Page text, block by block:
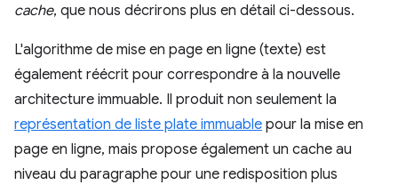
cache, que nous décrirons plus en détail ci-dessous.
L'algorithme de mise en page en ligne (texte) est
également réécrit pour correspondre à la nouvelle
architecture immuable. Il produit non seulement la
représentation de liste plate immuable pour la mise en
page en ligne, mais propose également un cache au
niveau du paragraphe pour une redisposition plus